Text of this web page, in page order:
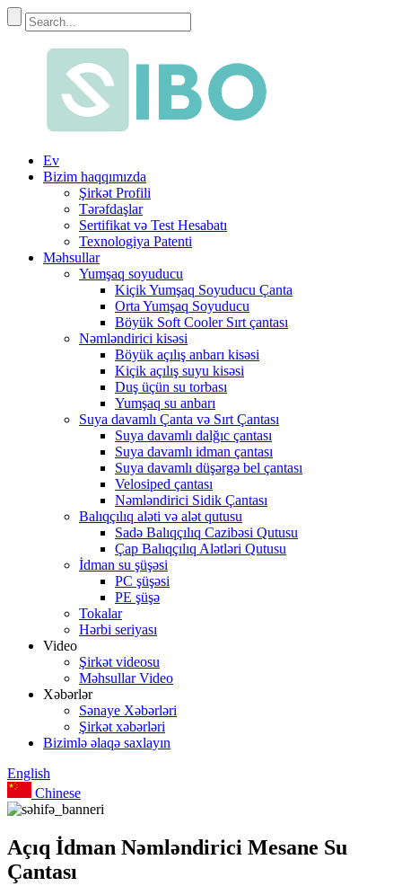
Ev
Bizim haqqımızda
Şirkət Profili
Tərəfdaşlar
Sertifikat və Test Hesabatı
Texnologiya Patenti
Məhsullar
Yumşaq soyuducu
Kiçik Yumşaq Soyuducu Çanta
Orta Yumşaq Soyuducu
Böyük Soft Cooler Sırt çantası
Nəmləndirici kisəsi
Böyük açılış anbarı kisəsi
Kiçik açılış suyu kisəsi
Duş üçün su torbası
Yumşaq su anbarı
Suya davamlı Çanta və Sırt Çantası
Suya davamlı dalğıc çantası
Suya davamlı idman çantası
Suya davamlı düşərgə bel çantası
Velosiped çantası
Nəmləndirici Sidik Çantası
Balıqçılıq aləti və alət qutusu
Sadə Balıqçılıq Cazibəsi Qutusu
Çap Balıqçılıq Alətləri Qutusu
İdman su şüşəsi
PC şüşəsi
PE şüşə
Tokalar
Hərbi seriyası
Video
Şirkət videosu
Məhsullar Video
Xəbərlər
Sənaye Xəbərləri
Şirkət xəbərləri
Bizimlə əlaqə saxlayın
English
Chinese
Açıq İdman Nəmləndirici Mesane Su
Çantası